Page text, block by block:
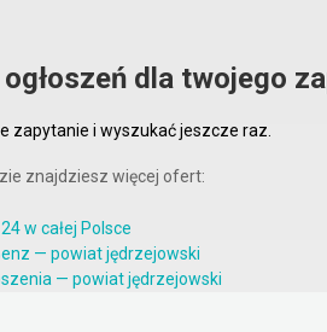
dla twojego
zapytanie i wyszukać jeszcze raz.
znajdziesz więcej ofert:
w całej Polsce
— powiat jędrzejowski
— powiat jędrzejowski